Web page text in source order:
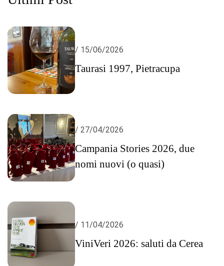
/ 15/06/2026
Taurasi 1997, Pietracupa
/ 27/04/2026
Campania Stories 2026, due
nomi nuovi (o quasi)
/ 11/04/2026
ViniVeri 2026: saluti da Cerea